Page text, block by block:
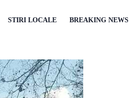
STIRI LOCALE BREAKING NEWS